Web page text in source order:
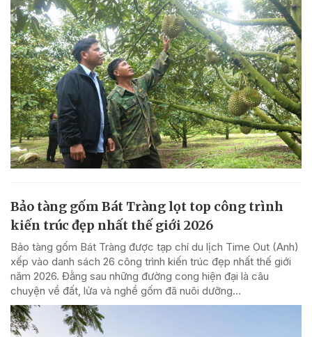
Bảo tàng gốm Bát Tràng lọt top công trình
kiến trúc đẹp nhất thế giới 2026
Bảo tàng gốm Bát Tràng được tạp chí du lịch Time Out (Anh)
xếp vào danh sách 26 công trình kiến trúc đẹp nhất thế giới
năm 2026. Đằng sau những đường cong hiện đại là câu
chuyện về đất, lửa và nghề gốm đã nuôi dưỡng...